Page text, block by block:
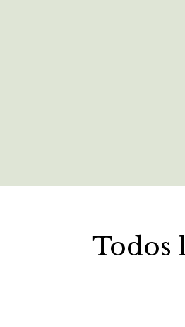
Todos